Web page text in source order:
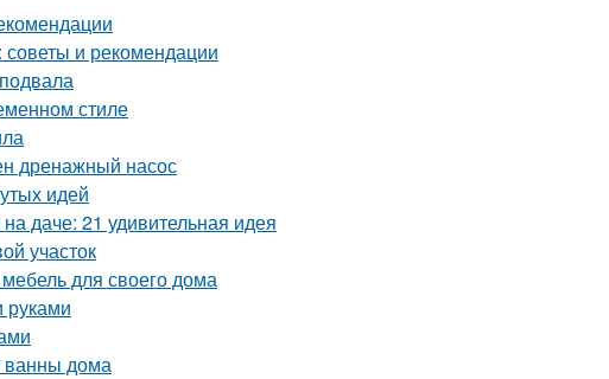
и рекомендации
стиле
дренажный насос
идей
даче: 21 удивительная идея
участок
для своего дома
руками
ванны дома